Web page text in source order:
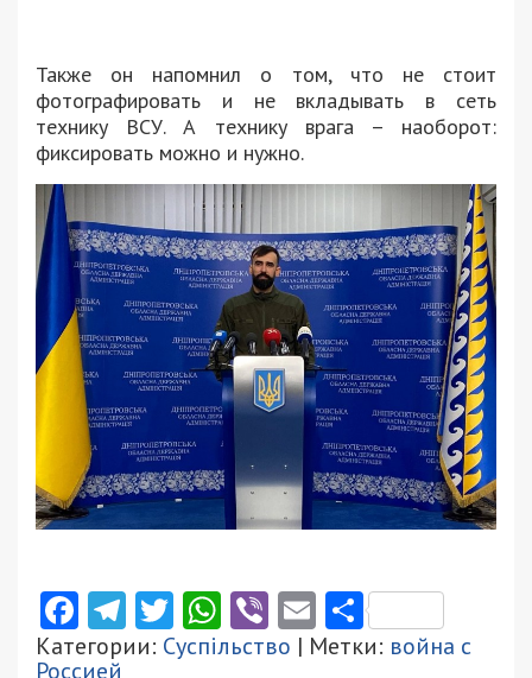
Также он напомнил о том, что не стоит
фотографировать и не вкладывать в сеть
технику ВСУ. А технику врага – наоборот:
фиксировать можно и нужно.
Facebook
Telegram
Twitter
WhatsApp
ViberEmail
Категории: Суспільство | Метки: война с
Россией